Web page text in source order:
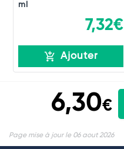
ml
7,32€
Ajouter
6,30€
Page mise à jour le 06 aout 2026